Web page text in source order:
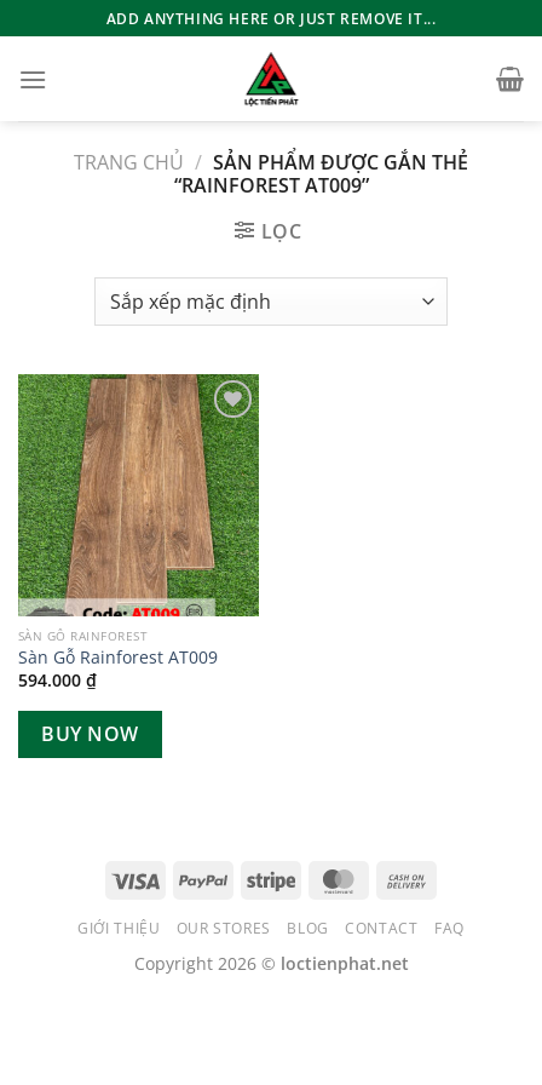
qua
nội
ADD ANYTHING HERE OR JUST REMOVE IT...
TRANG CHỦ / SẢN PHẨM ĐƯỢC GẮN THẺ
“RAINFOREST AT009”
LỌC
Add to
wishlist
SÀN GỖ RAINFOREST
Sàn Gỗ Rainforest AT009
594.000 ₫
BUY NOW
GIỚI THIỆU OUR STORES BLOG CONTACT FAQ
Copyright 2026 © loctienphat.net